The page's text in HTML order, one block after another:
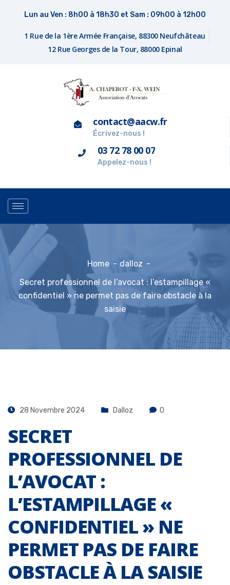
Lun au Ven : 8h00 à 18h30 et Sam : 09h00 à 12h00
1 Rue de la 1ère Armée Française, 88300 Neufchâteau
12 Rue Georges de la Tour, 88000 Epinal
contact@aacw.fr
Écrivez-nous !
03 72 78 00 07
Appelez-nous !
Home
dalloz
Secret professionnel de l’avocat : l’estampillage «
confidentiel » ne permet pas de faire obstacle à la
saisie
28 Novembre 2024 Dalloz 0
SECRET
PROFESSIONNEL DE
L’AVOCAT :
L’ESTAMPILLAGE «
CONFIDENTIEL » NE
PERMET PAS DE FAIRE
OBSTACLE À LA SAISIE